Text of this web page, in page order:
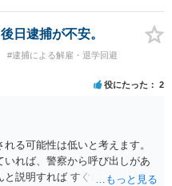
日逮捕が不安。
#逮捕による解雇・退学回避
役にたった 2
る可能性は低いと考えます。
れば、警察から呼び出しがあ
と説明すれば すぐに逮捕される